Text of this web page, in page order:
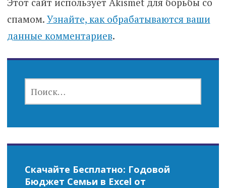
спамом. Узнайте, как обрабатываются ваши
данные комментариев.
Скачайте Бесплатно: Годовой
Бюджет Семьи в Excel от